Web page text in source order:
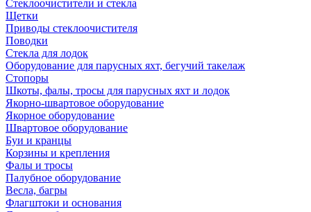
Стеклоочистители и стекла
Щетки
Приводы стеклоочистителя
Поводки
Стекла для лодок
Оборудование для парусных яхт, бегучий такелаж
Стопоры
Шкоты, фалы, тросы для парусных яхт и лодок
Якорно-швартовое оборудование
Якорное оборудование
Швартовое оборудование
Буи и кранцы
Корзины и крепления
Фалы и тросы
Палубное оборудование
Весла, багры
Флагштоки и основания